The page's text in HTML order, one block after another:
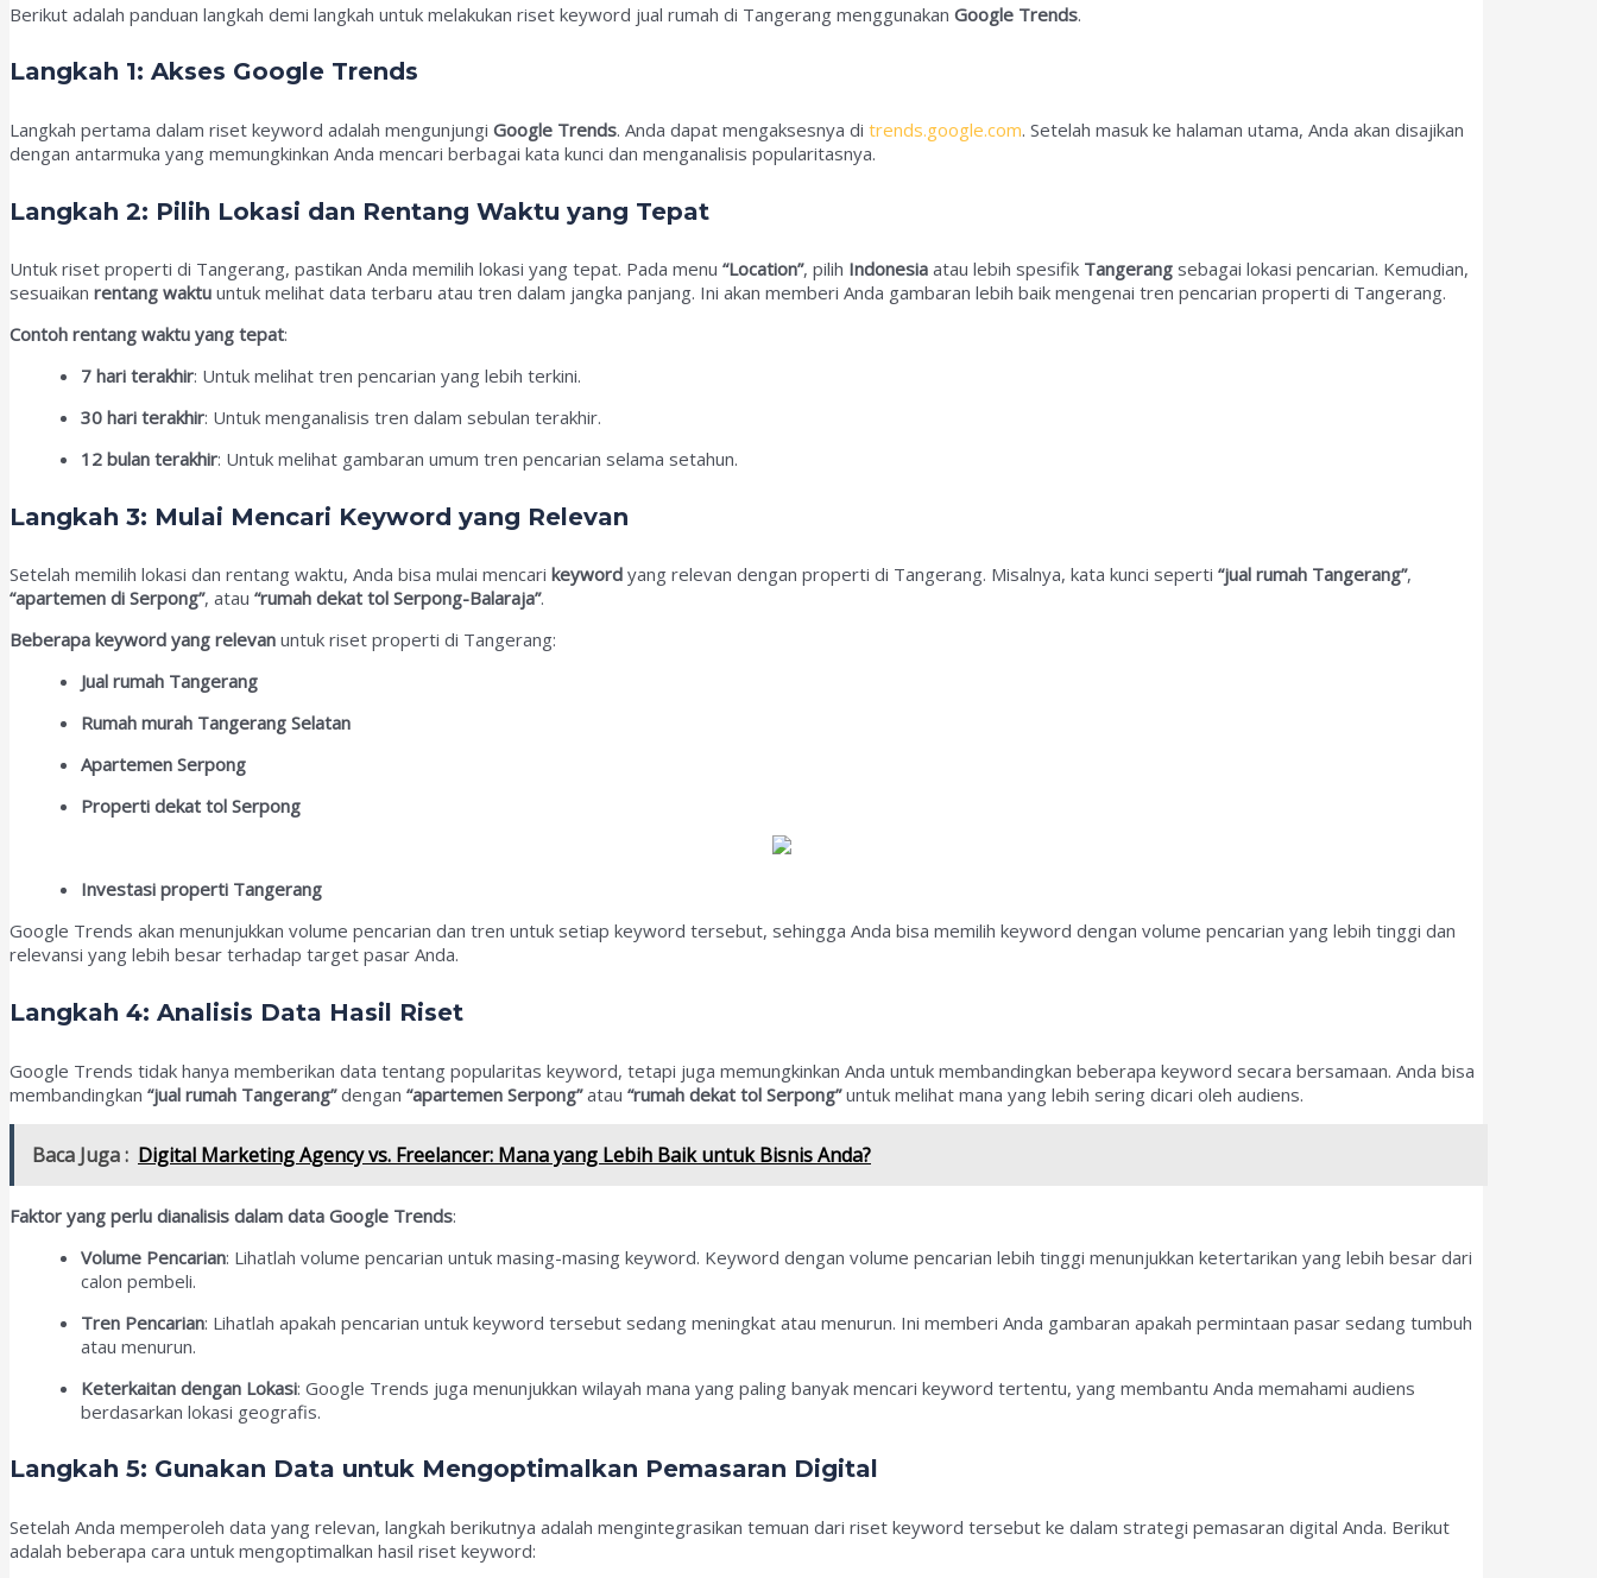
Berikut adalah panduan langkah demi langkah untuk melakukan riset keyword jual rumah di Tangerang menggunakan Google Trends.
Langkah 1: Akses Google Trends
Langkah pertama dalam riset keyword adalah mengunjungi Google Trends. Anda dapat mengaksesnya di trends.google.com. Setelah masuk ke halaman utama, Anda akan disajikan
dengan antarmuka yang memungkinkan Anda mencari berbagai kata kunci dan menganalisis popularitasnya.
Langkah 2: Pilih Lokasi dan Rentang Waktu yang Tepat
Untuk riset properti di Tangerang, pastikan Anda memilih lokasi yang tepat. Pada menu “Location”, pilih Indonesia atau lebih spesifik Tangerang sebagai lokasi pencarian. Kemudian,
sesuaikan rentang waktu untuk melihat data terbaru atau tren dalam jangka panjang. Ini akan memberi Anda gambaran lebih baik mengenai tren pencarian properti di Tangerang.
Contoh rentang waktu yang tepat:
7 hari terakhir: Untuk melihat tren pencarian yang lebih terkini.
30 hari terakhir: Untuk menganalisis tren dalam sebulan terakhir.
12 bulan terakhir: Untuk melihat gambaran umum tren pencarian selama setahun.
Langkah 3: Mulai Mencari Keyword yang Relevan
Setelah memilih lokasi dan rentang waktu, Anda bisa mulai mencari keyword yang relevan dengan properti di Tangerang. Misalnya, kata kunci seperti “jual rumah Tangerang”,
“apartemen di Serpong”, atau “rumah dekat tol Serpong-Balaraja”.
Beberapa keyword yang relevan untuk riset properti di Tangerang:
Jual rumah Tangerang
Rumah murah Tangerang Selatan
Apartemen Serpong
Properti dekat tol Serpong
Investasi properti Tangerang
Google Trends akan menunjukkan volume pencarian dan tren untuk setiap keyword tersebut, sehingga Anda bisa memilih keyword dengan volume pencarian yang lebih tinggi dan
relevansi yang lebih besar terhadap target pasar Anda.
Langkah 4: Analisis Data Hasil Riset
Google Trends tidak hanya memberikan data tentang popularitas keyword, tetapi juga memungkinkan Anda untuk membandingkan beberapa keyword secara bersamaan. Anda bisa
membandingkan “jual rumah Tangerang”dengan “apartemen Serpong”atau “rumah dekat tol Serpong”untuk melihat mana yang lebih sering dicari oleh audiens.
Baca Juga : Digital Marketing Agency vs. Freelancer: Mana yang Lebih Baik untuk Bisnis Anda?
Faktor yang perlu dianalisis dalam data Google Trends:
Volume Pencarian: Lihatlah volume pencarian untuk masing-masing keyword. Keyword dengan volume pencarian lebih tinggi menunjukkan ketertarikan yang lebih besar dari
calon pembeli.
Tren Pencarian: Lihatlah apakah pencarian untuk keyword tersebut sedang meningkat atau menurun. Ini memberi Anda gambaran apakah permintaan pasar sedang tumbuh
atau menurun.
Keterkaitan dengan Lokasi: Google Trends juga menunjukkan wilayah mana yang paling banyak mencari keyword tertentu, yang membantu Anda memahami audiens
berdasarkan lokasi geografis.
Langkah 5: Gunakan Data untuk Mengoptimalkan Pemasaran Digital
Setelah Anda memperoleh data yang relevan, langkah berikutnya adalah mengintegrasikan temuan dari riset keyword tersebut ke dalam strategi pemasaran digital Anda. Berikut
adalah beberapa cara untuk mengoptimalkan hasil riset keyword: